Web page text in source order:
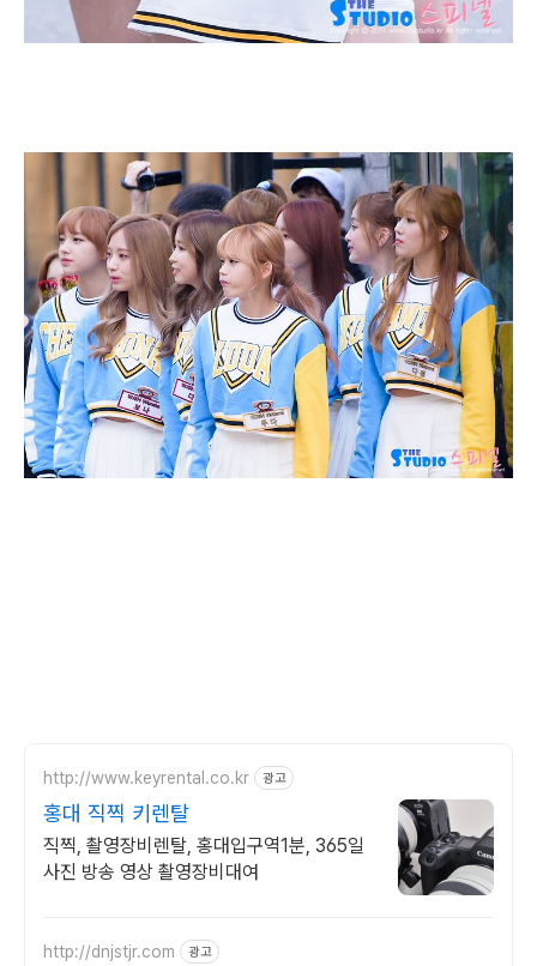
http://www.keyrental.co.kr 광고
홍대 직찍 키렌탈
직찍, 촬영장비렌탈, 홍대입구역1분, 365일
사진 방송 영상 촬영장비대여
http://dnjstjr.com 광고